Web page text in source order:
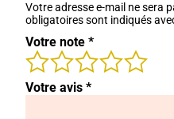
Votre adresse e-mail ne sera
obligatoires sont indiqués
Votre note *
Votre avis *